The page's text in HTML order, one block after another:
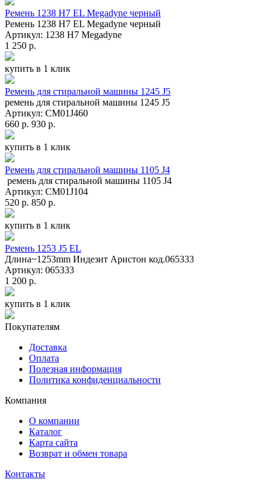
Ремень 1238 H7 EL Megadyne черный
Ремень 1238 H7 EL Megadyne черный
Артикул: 1238 H7 Megadyne
1 250 р.
купить в 1 клик
Ремень для стиральной машины 1245 J5
ремень для стиральной машины 1245 J5
Артикул: СМ01J460
660 р. 930 р.
купить в 1 клик
Ремень для стиральной машины 1105 J4
ремень для стиральной машины 1105 J4
Артикул: СМ01J104
520 р. 850 р.
купить в 1 клик
Ремень 1253 J5 EL
Длина~1253mm Индезит Аристон код.065333
Артикул: 065333
1 200 р.
купить в 1 клик
Покупателям
Доставка
Оплата
Полезная информация
Политика конфиденциальности
Компания
О компании
Каталог
Карта сайта
Возврат и обмен товара
Контакты